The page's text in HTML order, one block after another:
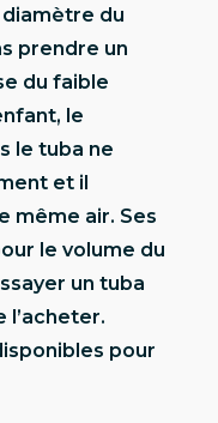
du
prendre un
du faible
le
le tuba ne
et il
même air. Ses
le volume du
un tuba
l’acheter.
pour